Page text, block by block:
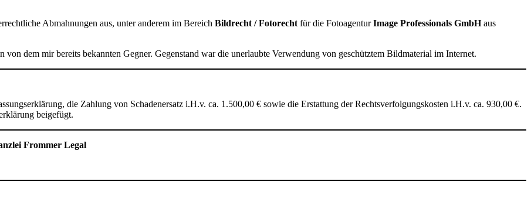
Abmahnungen aus, unter anderem im Bereich Bildrecht / Fotorecht für die FotoagenturImage Professionals GmbHaus
dem mir bereits bekannten Gegner. Gegenstand war die unerlaubte Verwendung von geschütztem Bildmaterial im Internet.
die Zahlung von Schadenersatz i.H.v. ca. 1.500,00 € sowie die Erstattung der Rechtsverfolgungskosten i.H.v. ca. 930,00 €.
beigefügt.
Frommer Legal